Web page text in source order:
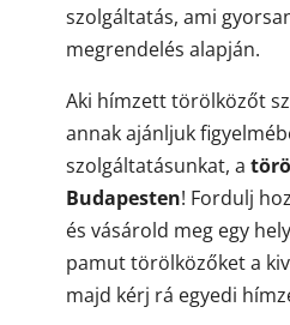
szolgáltatás, ami
megrendelés alapján.
Aki hímzett törölközőt
annak ajánljuk
szolgáltatásunkat, a
Budapesten! Fordulj
és vásárold meg egy
pamut törölközőket a
majd kérj rá egyedi